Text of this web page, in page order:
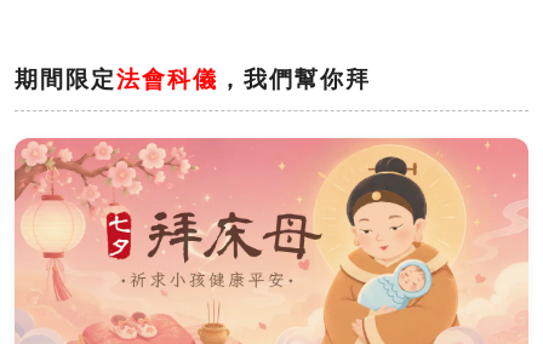
期間限定法會科儀 ，我們幫你拜